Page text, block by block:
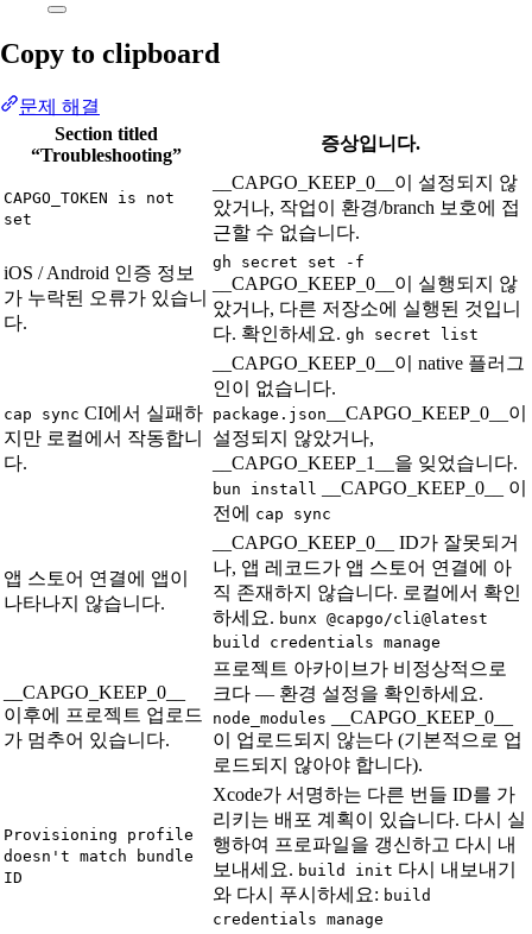
Copy to clipboard
문제 해결
Section titled
“Troubleshooting”
증상입니다.
CAPGO_TOKEN is not
set
__CAPGO_KEEP_0__이 설정되지 않
았거나, 작업이 환경/branch 보호에 접
근할 수 없습니다.
iOS / Android 인증 정보
가 누락된 오류가 있습니
다.
gh secret set -f
__CAPGO_KEEP_0__이 실행되지 않
았거나, 다른 저장소에 실행된 것입니
다. 확인하세요. gh secret list
cap sync CI에서 실패하
지만 로컬에서 작동합니
다.
__CAPGO_KEEP_0__이 native 플러그
인이 없습니다.
package.json
__CAPGO_KEEP_0__이
설정되지 않았거나,
__CAPGO_KEEP_1__을 잊었습니다.
bun install
__CAPGO_KEEP_0__ 이
전에
cap sync
앱 스토어 연결에 앱이
나타나지 않습니다.
__CAPGO_KEEP_0__ ID가 잘못되거
나, 앱 레코드가 앱 스토어 연결에 아
직 존재하지 않습니다. 로컬에서 확인
하세요. bunx @capgo/cli@latest
build credentials manage
__CAPGO_KEEP_0__
이후에 프로젝트 업로드
가 멈추어 있습니다.
프로젝트 아카이브가 비정상적으로
크다 — 환경 설정을 확인하세요.
node_modules
__CAPGO_KEEP_0__
이 업로드되지 않는다 (기본적으로 업
로드되지 않아야 합니다).
Provisioning profile
doesn't match bundle
ID
Xcode가 서명하는 다른 번들 ID를 가
리키는 배포 계획이 있습니다. 다시 실
행하여 프로파일을 갱신하고 다시 내
보내세요. build init 다시 내보내기
와 다시 푸시하세요: build
credentials manage